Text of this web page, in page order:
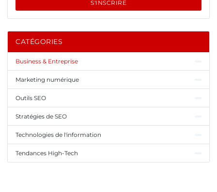
S'INSCRIRE
CATÉGORIES
Business & Entreprise
Marketing numérique
Outils SEO
Stratégies de SEO
Technologies de l'information
Tendances High-Tech